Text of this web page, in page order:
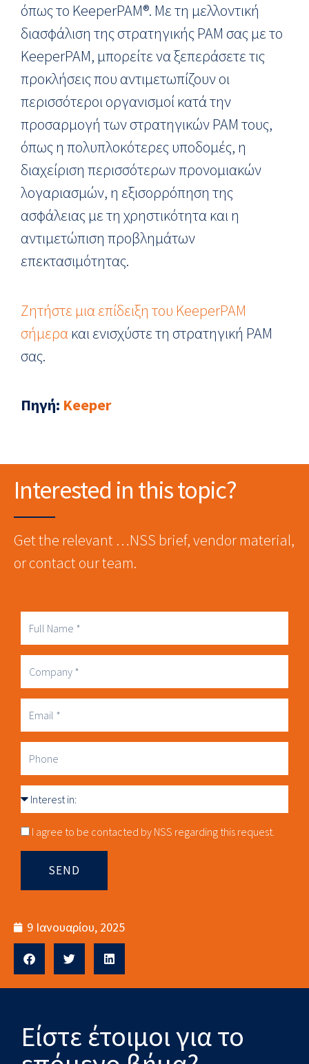
όπως το KeeperPAM®. Με τη μελλοντική
διασφάλιση της στρατηγικής PAM σας με το
KeeperPAM, μπορείτε να ξεπεράσετε τις
προκλήσεις που αντιμετωπίζουν οι
περισσότεροι οργανισμοί κατά την
προσαρμογή των στρατηγικών PAM τους,
όπως η πολυπλοκότερες υποδομές, η
διαχείριση περισσότερων προνομιακών
λογαριασμών, η εξισορρόπηση της
ασφάλειας με τη χρηστικότητα και η
αντιμετώπιση προβλημάτων
επεκτασιμότητας.
Ζητήστε μια επίδειξη του KeeperPAM
σήμερα και ενισχύστε τη στρατηγική PAM
σας.
Πηγή: Keeper
Interested in this topic?
Get the relevant …NSS brief, vendor material,
or contact our team.
Full
Name
Company
Business
Email
Phone
Interest
in
Consnet
I agree to be contacted by NSS regarding this request.
SEND
9 Ιανουαρίου, 2025
Είστε έτοιμοι για το